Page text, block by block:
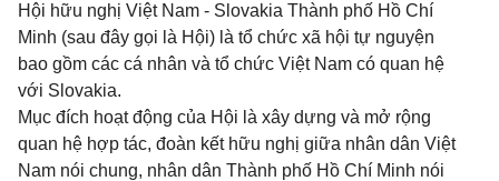
Hội hữu nghị Việt Nam - Slovakia Thành phố Hồ Chí
Minh (sau đây gọi là Hội) là tổ chức xã hội tự nguyện
bao gồm các cá nhân và tổ chức Việt Nam có quan hệ
với Slovakia.
Mục đích hoạt động của Hội là xây dựng và mở rộng
quan hệ hợp tác, đoàn kết hữu nghị giữa nhân dân Việt
Nam nói chung, nhân dân Thành phố Hồ Chí Minh nói